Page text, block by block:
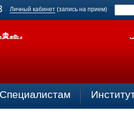
Личный кабинет (запись на прием)
Специалистам